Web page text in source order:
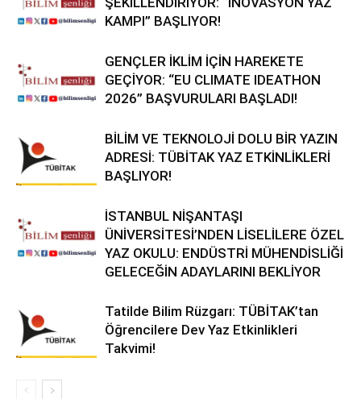
KAMPI” BAŞLIYOR!
GENÇLER İKLİM İÇİN HAREKETE
GEÇİYOR: “EU CLIMATE IDEATHON
2026” BAŞVURULARI BAŞLADI!
BİLİM VE TEKNOLOJİ DOLU BİR YAZIN
ADRESİ: TÜBİTAK YAZ ETKİNLİKLERİ
BAŞLIYOR!
İSTANBUL NİŞANTAŞI
ÜNİVERSİTESİ’NDEN LİSELİLERE ÖZEL
YAZ OKULU: ENDÜSTRİ MÜHENDİSLİĞİ
GELECEĞİN ADAYLARINI BEKLİYOR
Tatilde Bilim Rüzgarı: TÜBİTAK’tan
Öğrencilere Dev Yaz Etkinlikleri
Takvimi!